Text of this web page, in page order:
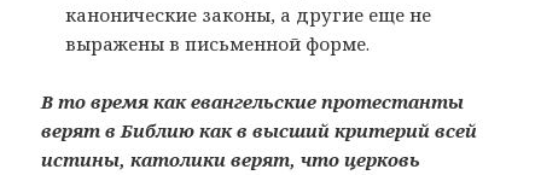
канонические законы, а другие еще не
выражены в письменной форме.
В то время как евангельские протестанты
верят в Библию как в высший критерий всей
истины, католики верят, что церковь